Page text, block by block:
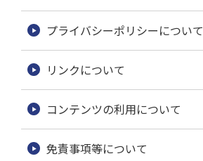
プライバシーポリシーについて
リンクについて
コンテンツの利用について
免責事項等について